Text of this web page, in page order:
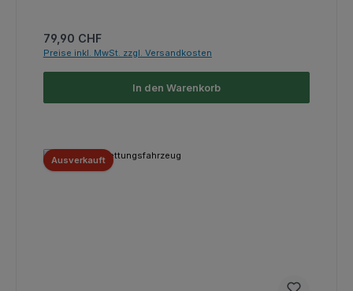
Regulärer Preis:
79,90 CHF
Preise inkl. MwSt. zzgl. Versandkosten
In den Warenkorb
Ausverkauft